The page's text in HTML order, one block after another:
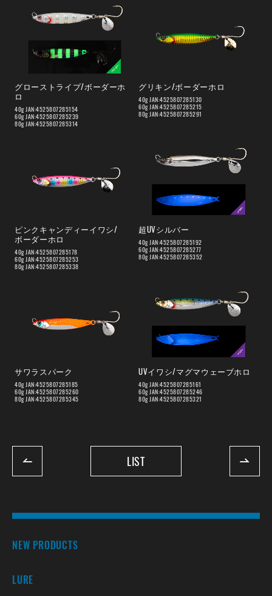
グローストライプ/ボーダーホ
ロ
40g JAN:4525807285154
60g JAN:4525807285239
80g JAN:4525807285314
グリキン/ボーダーホロ
40g JAN:4525807285130
60g JAN:4525807285215
80g JAN:4525807285291
ピンクキャンディーイワシ/
ボーダーホロ
40g JAN:4525807285178
60g JAN:4525807285253
80g JAN:4525807285338
超UVシルバー
40g JAN:4525807285192
60g JAN:4525807285277
80g JAN:4525807285352
サワラスパーク
40g JAN:4525807285185
60g JAN:4525807285260
80g JAN:4525807285345
UVイワシ/マグマウェーブホロ
40g JAN:4525807285161
60g JAN:4525807285246
80g JAN:4525807285321
LIST
NEW PRODUCTS
LURE